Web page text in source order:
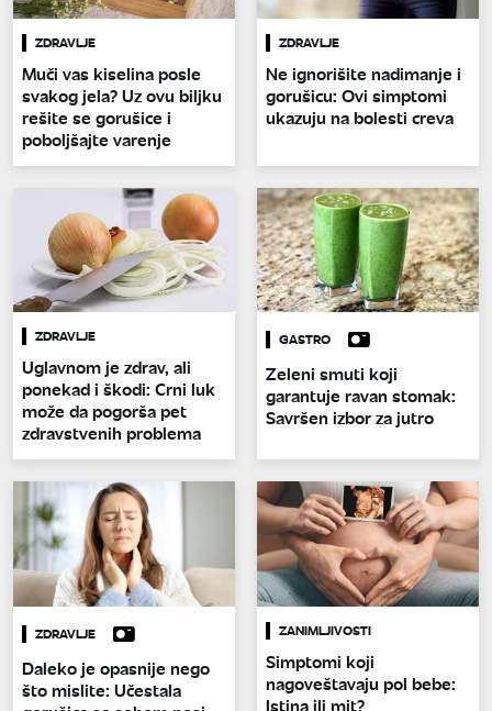
ZDRAVLJE
Muči vas kiselina posle
svakog jela? Uz ovu biljku
rešite se gorušice i
poboljšajte varenje
ZDRAVLJE
Ne ignorišite nadimanje i
gorušicu: Ovi simptomi
ukazuju na bolesti creva
ZDRAVLJE
Uglavnom je zdrav, ali
ponekad i škodi: Crni luk
može da pogorša pet
zdravstvenih problema
GASTRO
Zeleni smuti koji
garantuje ravan stomak:
Savršen izbor za jutro
ZDRAVLJE
Daleko je opasnije nego
što mislite: Učestala
ZANIMLJIVOSTI
Simptomi koji
nagoveštavaju pol bebe:
Istina ili mit?